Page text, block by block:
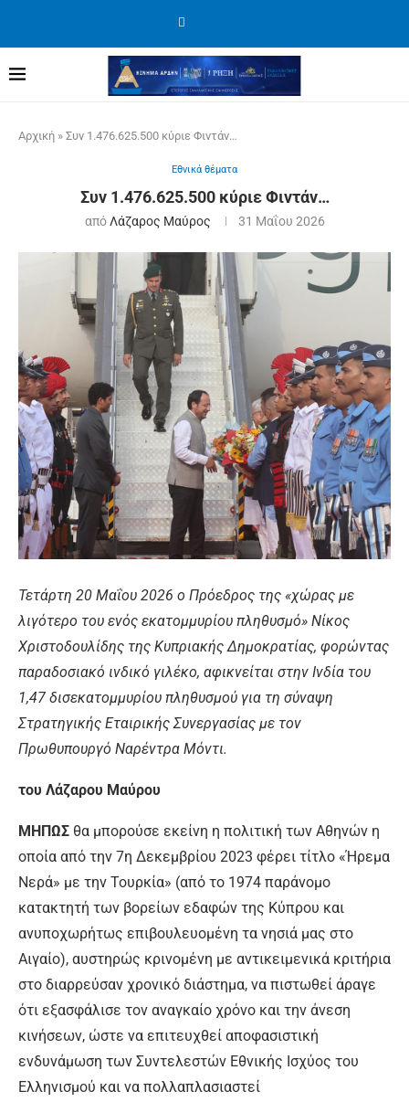
Αρχική » Συν 1.476.625.500 κύριε Φιντάν…
Εθνικά θέματα
Συν 1.476.625.500 κύριε Φιντάν…
απόΛάζαρος Μαύρος 31 Μαΐου 2026
Τετάρτη 20 Μαΐου 2026 ο Πρόεδρος της «χώρας με
λιγότερο του ενός εκατομμυρίου πληθυσμό» Νίκος
Χριστοδουλίδης της Κυπριακής Δημοκρατίας, φορώντας
παραδοσιακό ινδικό γιλέκο, αφικνείται στην Ινδία του
1,47 δισεκατομμυρίου πληθυσμού για τη σύναψη
Στρατηγικής Εταιρικής Συνεργασίας με τον
Πρωθυπουργό Ναρέντρα Μόντι.
του Λάζαρου Μαύρου
ΜΗΠΩΣ θα μπορούσε εκείνη η πολιτική των Αθηνών η
οποία από την 7η Δεκεμβρίου 2023 φέρει τίτλο «Ήρεμα
Νερά» με την Τουρκία» (από το 1974 παράνομο
κατακτητή των βορείων εδαφών της Κύπρου και
ανυποχωρήτως επιβουλευομένη τα νησιά μας στο
Αιγαίο), αυστηρώς κρινομένη με αντικειμενικά κριτήρια
στο διαρρεύσαν χρονικό διάστημα, να πιστωθεί άραγε
ότι εξασφάλισε τον αναγκαίο χρόνο και την άνεση
κινήσεων, ώστε να επιτευχθεί αποφασιστική
ενδυνάμωση των Συντελεστών Εθνικής Ισχύος του
Ελληνισμού και να πολλαπλασιαστεί